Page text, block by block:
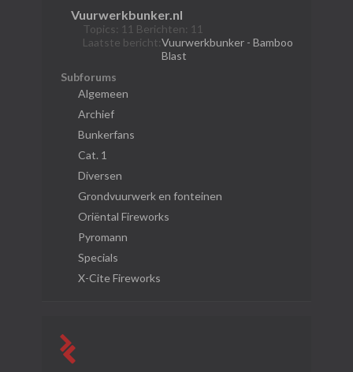
Vuurwerkbunker.nl
Topics: 11 Berichten: 11
Laatste bericht:Vuurwerkbunker - Bamboo
Blast
Subforums
Algemeen
Archief
Bunkerfans
Cat. 1
Diversen
Grondvuurwerk en fonteinen
Oriëntal Fireworks
Pyromann
Specials
X-Cite Fireworks